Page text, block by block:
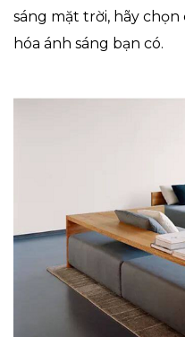
sáng mặt trời, hãy chọn
hóa ánh sáng bạn có.